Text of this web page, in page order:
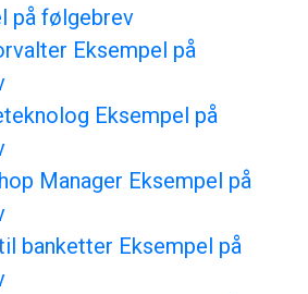
på følgebrev
Eksempel på
Eksempel på
Manager Eksempel på
banketter Eksempel på